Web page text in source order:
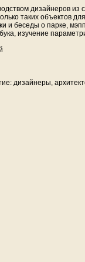
дизайнеров
таких объектов
и беседы о парке,
изучение
дизайнеры,